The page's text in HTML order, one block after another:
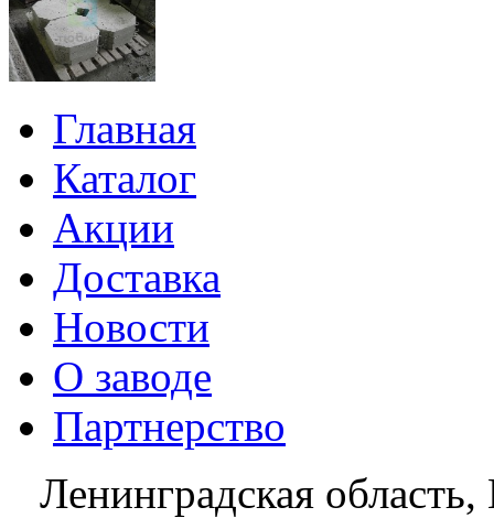
Главная
Каталог
Акции
Доставка
Новости
О заводе
Партнерство
Ленинградская